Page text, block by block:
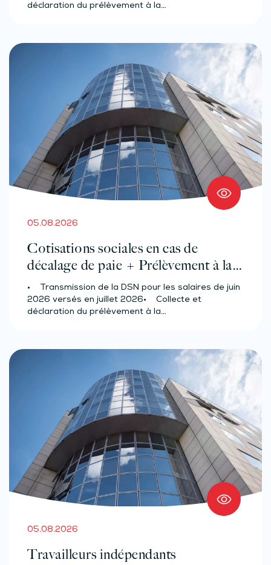
déclaration du prélèvement à la…
05.08.2026
Cotisations sociales en cas de
décalage de paie + Prélèvement à la
source des salariés et assimilés
(effectif d’au moins 50 salariés)
• Transmission de la DSN pour les salaires de juin
2026 versés en juillet 2026• Collecte et
déclaration du prélèvement à la…
05.08.2026
Travailleurs indépendants